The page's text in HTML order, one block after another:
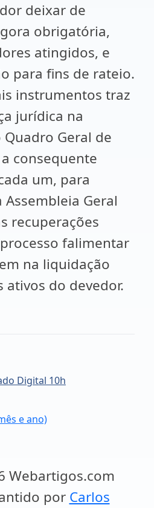
deixar de
obrigatória,
atingidos, e
para fins de rateio.
instrumentos traz
jurídica na
Geral de
consequente
um, para
Geral
recuperações
falimentar
na liquidação
ativos do devedor.
Digital 10h
e ano)
Webartigos.com
por Carlos